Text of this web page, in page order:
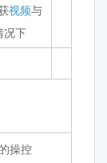
视频与
况下
操控